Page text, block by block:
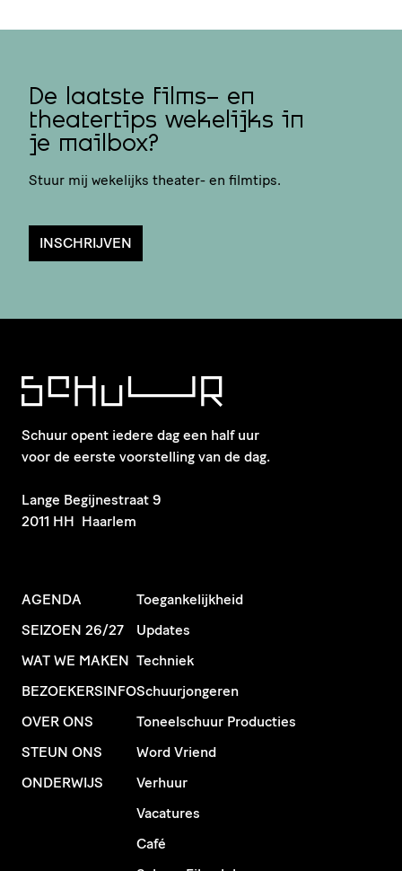
De laatste films- en
theatertips wekelijks in
je mailbox?
Stuur mij wekelijks theater- en filmtips.
INSCHRIJVEN
Schuur opent iedere dag een half uur
voor de eerste voorstelling van de dag.
​Lange Begijnestraat 9
2011 HH Haarlem
AGENDA
SEIZOEN 26/27
WAT WE MAKEN
BEZOEKERSINFO
OVER ONS
STEUN ONS
ONDERWIJS
Toegankelijkheid
Updates
Techniek
Schuurjongeren
Toneelschuur Producties
Word Vriend
Verhuur
Vacatures
Café